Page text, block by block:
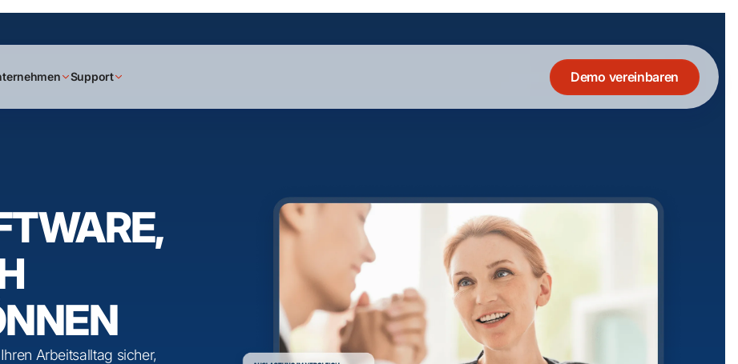
Support Demo vereinbaren
Arbeitsalltag sicher,